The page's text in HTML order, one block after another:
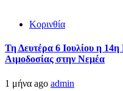
Κορινθία
Τη Δευτέρα 6 Ιουλίου η
Αιμοδοσίας στην Νεμέα
1 μήνα ago admin